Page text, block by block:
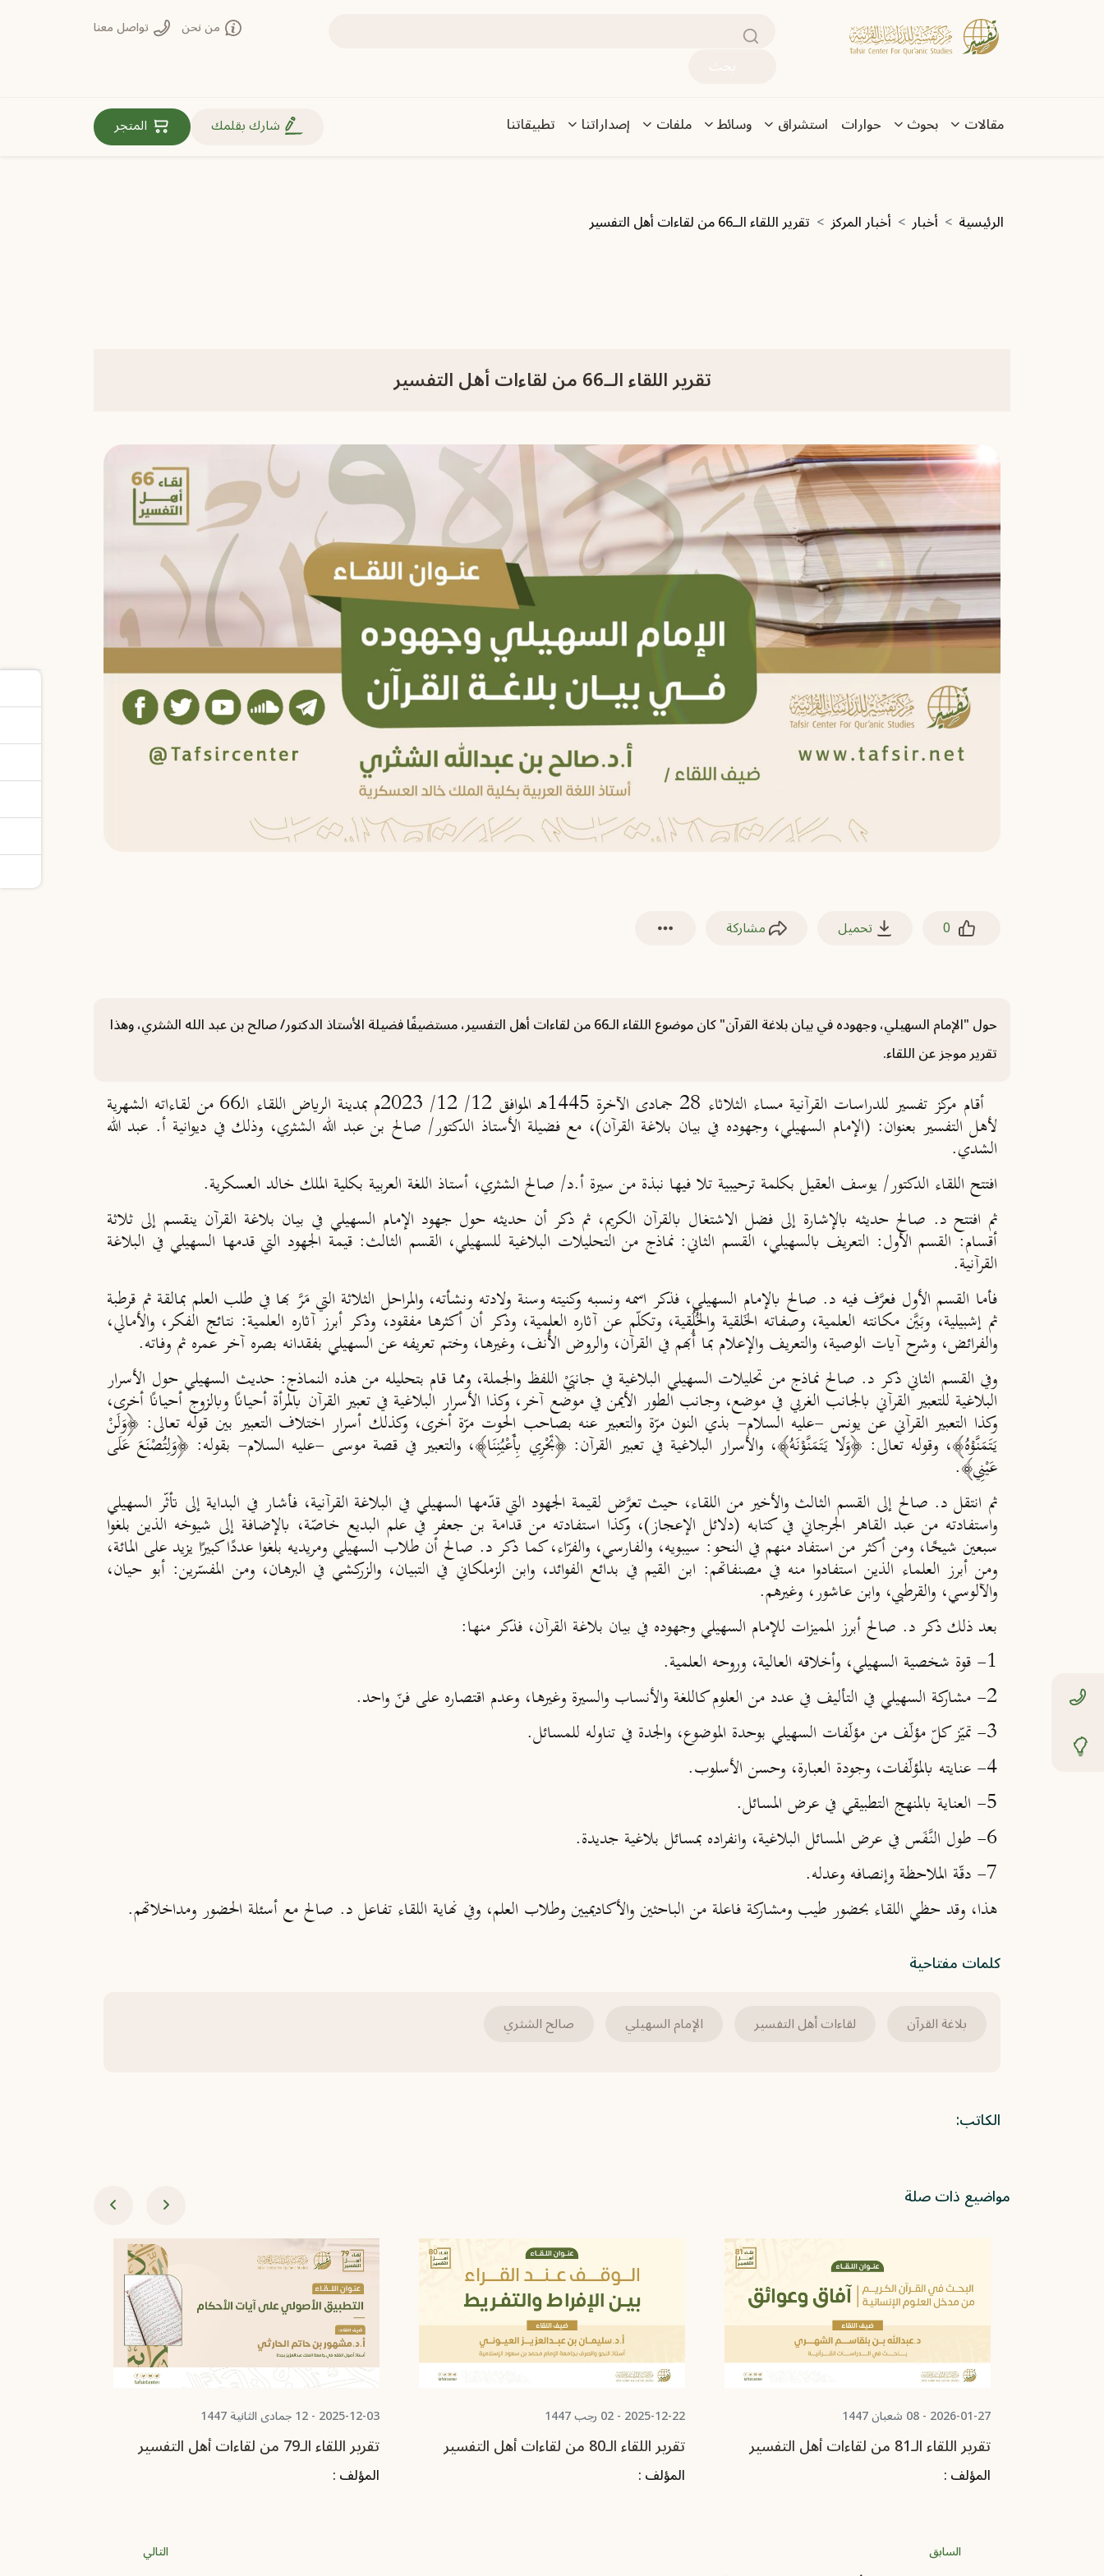
تجاوز إلى المحتوى الرئيسي بحث من نحن تواصل معنا
Main navigation
مقالات بحوث حوارات استشراق وسائط ملفات إصداراتنا تطبيقاتنا روابط مهمة
شارك بقلمك المتجر
مسار التنقل
الرئيسية أخبار أخبار المركز تقرير اللقاء الــ66 من لقاءات أهل التفسير
تقرير اللقاء الــ66 من لقاءات أهل التفسير
0 تحميل مشاركة
حول "الإمام السهيلي، وجهوده في بيان بلاغة القرآن" كان موضوع اللقاء الـ66 من لقاءات أهل التفسير، مستضيفًا فضيلة الأستاذ الدكتور/ صالح بن عبد الله الشثري، وهذا
تقرير موجز عن اللقاء.
أقام مركز تفسير للدراسات القرآنية مساء الثلاثاء 28 جمادى الآخرة 1445هـ الموافق 12/ 12/ 2023م بمدينة الرياض اللقاء الـ66 من لقاءاته الشهرية
لأهل التفسير بعنوان: (الإمام السهيلي، وجهوده في بيان بلاغة القرآن)، مع فضيلة الأستاذ الدكتور/ صالح بن عبد الله الشثري، وذلك في ديوانية أ. عبد الله
الشدي.
افتتح اللقاء الدكتور/ يوسف العقيل بكلمة ترحيبية تلا فيها نبذة من سيرة أ.د/ صالح الشثري، أستاذ اللغة العربية بكلية الملك خالد العسكرية.
ثم افتتح د. صالح حديثه بالإشارة إلى فضل الاشتغال بالقرآن الكريم، ثم ذكر أن حديثه حول جهود الإمام السهيلي في بيان بلاغة القرآن ينقسم إلى ثلاثة
أقسام:القسم الأول: التعريف بالسهيلي، القسم الثاني: نماذج من التحليلات البلاغية للسهيلي، القسم الثالث: قيمة الجهود التي قدمها السهيلي في البلاغة
القرآنية.
فأما القسم الأول فعرَّف فيه د. صالح بالإمام السهيلي، فذكر اسمه ونسبه وكنيته وسنة ولادته ونشأته، والمراحل الثلاثة التي مَرَّ بها في طلب العلم بمالقة ثم قرطبة
ثم إشبيلية، وبَيَّن مكانته العلمية، وصفاته الخَلقية والخُلُقية، وتكلّم عن آثاره العلمية، وذكر أن أكثرها مفقود، وذكر أبرز آثاره العلمية: نتائج الفكر، والأمالي،
والفرائض، وشرح آيات الوصية، والتعريف والإعلام بما أُبهم في القرآن، والروض الأُنف، وغيرها، وختم تعريفه عن السهيلي بفقدانه بصره آخر عمره ثم وفاته.
وفي القسم الثاني ذكر د. صالح نماذج من تحليلات السهيلي البلاغية في جانبَيْ اللفظ والجملة، ومما قام بتحليله من هذه النماذج: حديث السهيلي حول الأسرار
البلاغية للتعبير القرآني بالجانب الغربي في موضع، وجانب الطور الأيمن في موضع آخر، وكذا الأسرار البلاغية في تعبير القرآن بالمرأة أحيانًا وبالزوج أحيانًا أخرى،
وكذا التعبير القرآني عن يونس -عليه السلام- بذي النون مرّة والتعبير عنه بصاحب الحوت مرّة أخرى، وكذلك أسرار اختلاف التعبير بين قوله تعالى: ﴿‌وَلَنْ
‌يَتَمَنَّوْهُ﴾، وقوله تعالى: ﴿‌وَلَا ‌يَتَمَنَّوْنَهُ﴾، والأسرار البلاغية في تعبير القرآن: ﴿‌تَجْرِي ‌بِأَعْيُنِنَا﴾، والتعبير في قصة موسى -عليه السلام- بقوله: ﴿‌وَلِتُصْنَعَ ‌عَلَى
‌عَيْنِي﴾.
ثم انتقل د. صالح إلى القسم الثالث والأخير من اللقاء، حيث تعرَّض لقيمة الجهود التي قدّمها السهيلي في البلاغة القرآنية، فأشار في البداية إلى تأثّر السهيلي
واستفادته من عبد القاهر الجرجاني في كتابه (دلائل الإعجاز)، وكذا استفادته من قدامة بن جعفر في علم البديع خاصّة، بالإضافة إلى شيوخه الذين بلغوا
سبعين شيخًا، ومن أكثر من استفاد منهم في النحو: سيبويه، والفارسي، والفرّاء، كما ذكر د. صالح أن طلاب السهيلي ومريديه بلغوا عددًا كبيرًا يزيد على المائة،
ومن أبرز العلماء الذين استفادوا منه في مصنفاتهم: ابن القيم في بدائع الفوائد، وابن الزملكاني في التبيان، والزركشي في البرهان، ومن المفسّرين: أبو حيان،
والآلوسي، والقرطبي، وابن عاشور، وغيرهم.
بعد ذلك ذكر د. صالح أبرز المميزات للإمام السهيلي وجهوده في بيان بلاغة القرآن، فذكر منها:
1- قوة شخصية السهيلي، وأخلاقه العالية، وروحه العلمية.
2- مشاركة السهيلي في التأليف في عدد من العلوم كاللغة والأنساب والسيرة وغيرها، وعدم اقتصاره على فنّ واحد.
3- تميّز كلّ مؤلّف من مؤلّفات السهيلي بوحدة الموضوع، والجدة في تناوله للمسائل.
4- عنايته بالمؤلّفات، وجودة العبارة، وحسن الأسلوب.
5- العناية بالمنهج التطبيقي في عرض المسائل.
6- طول النَّفَس في عرض المسائل البلاغية، وانفراده بمسائل بلاغية جديدة.
7- دقّة الملاحظة وإنصافه وعدله.
هذا، وقد حظي اللقاء بحضور طيب ومشاركة فاعلة من الباحثين والأكاديميين وطلاب العلم، وفي نهاية اللقاء تفاعل د. صالح مع أسئلة الحضور ومداخلاتهم.
كلمات مفتاحية
بلاغة القرآن لقاءات أهل التفسير الإمام السهيلي صالح الشثري
الكاتب:
مواضيع ذات صلة
2025-12-22 - 02 رجب 1447
تقرير اللقاء الـ80 من لقاءات أهل التفسير
المؤلف :
2025-12-03 - 12 جمادى الثانية 1447
تقرير اللقاء الـ79 من لقاءات أهل التفسير
المؤلف :
2025-11-17 - 26 جمادى الأولى 1447
تقرير اللقاء الـ78 من لقاءات أهل التفسير
المؤلف :
السابق التالي